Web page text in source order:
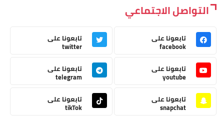
التواصل الاجتماعي
تابعونا على
facebook
تابعونا على
twitter
تابعونا على
youtube
تابعونا على
telegram
تابعونا على
snapchat
تابعونا على
tikTok